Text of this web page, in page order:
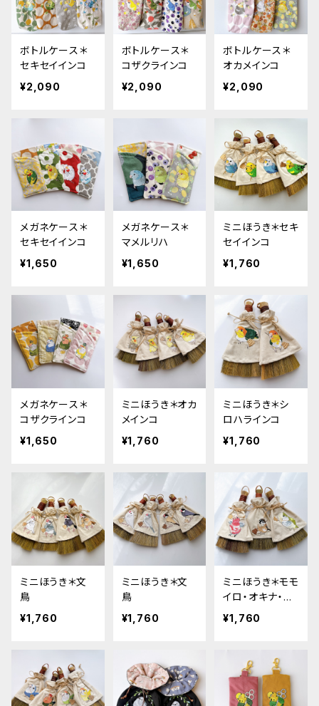
ボトルケース＊
セキセイインコ
¥2,090
ボトルケース＊
コザクラインコ
¥2,090
ボトルケース＊
オカメインコ
¥2,090
メガネケース＊
セキセイインコ
¥1,650
メガネケース＊
マメルリハ
¥1,650
ミニほうき＊セキ
セイインコ
¥1,760
メガネケース＊
コザクラインコ
¥1,650
ミニほうき＊オカ
メインコ
¥1,760
ミニほうき＊シ
ロハラインコ
¥1,760
ミニほうき＊文
鳥
¥1,760
ミニほうき＊文
鳥
¥1,760
ミニほうき＊モモ
イロ・オキナ・ス
ズメ
¥1,760